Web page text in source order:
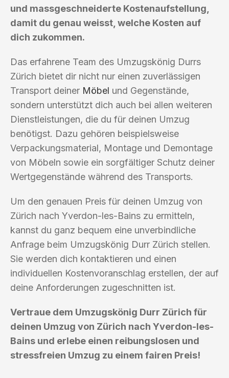
und massgeschneiderte Kostenaufstellung,
damit du genau weisst, welche Kosten auf
dich zukommen.
Das erfahrene Team des Umzugskönig Durrs
Zürich bietet dir nicht nur einen zuverlässigen
Transport deiner Möbel und Gegenstände,
sondern unterstützt dich auch bei allen weiteren
Dienstleistungen, die du für deinen Umzug
benötigst. Dazu gehören beispielsweise
Verpackungsmaterial, Montage und Demontage
von Möbeln sowie ein sorgfältiger Schutz deiner
Wertgegenstände während des Transports.
Um den genauen Preis für deinen Umzug von
Zürich nach Yverdon-les-Bains zu ermitteln,
kannst du ganz bequem eine unverbindliche
Anfrage beim Umzugskönig Durr Zürich stellen.
Sie werden dich kontaktieren und einen
individuellen Kostenvoranschlag erstellen, der auf
deine Anforderungen zugeschnitten ist.
Vertraue dem Umzugskönig Durr Zürich für
deinen Umzug von Zürich nach Yverdon-les-
Bains und erlebe einen reibungslosen und
stressfreien Umzug zu einem fairen Preis!